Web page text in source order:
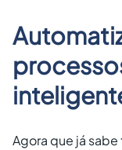
Agora que já